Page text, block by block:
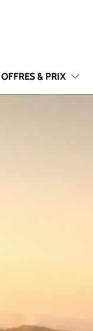
OFFRES & PRIX